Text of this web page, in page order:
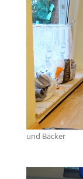
und Bäcker